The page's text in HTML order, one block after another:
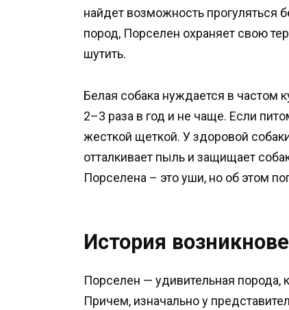
найдет возможность прогуляться
пород, Порселен охраняет свою
шутить.
Белая собака нуждается в частом
2–3 раза в год и не чаще. Если
жесткой щеткой. У здоровой
отталкивает пыль и защищает
Порселена – это уши, но об этом
История
Порселен — удивительная порода,
Причем, изначально у